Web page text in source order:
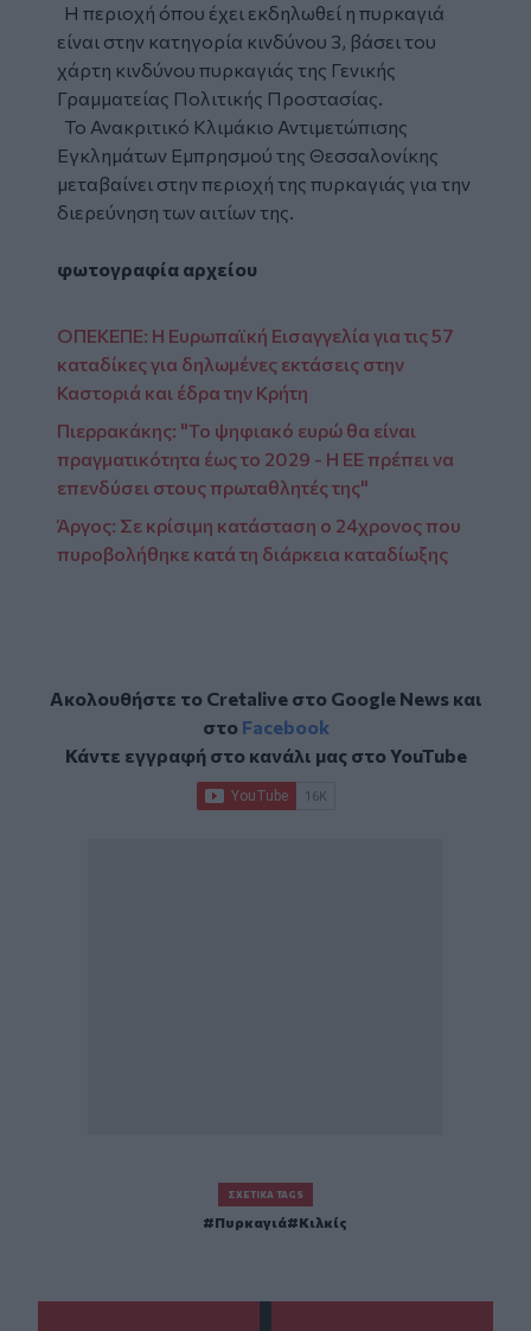
Η περιοχή όπου έχει εκδηλωθεί η πυρκαγιά
είναι στην κατηγορία κινδύνου 3, βάσει του
χάρτη κινδύνου πυρκαγιάς της Γενικής
Γραμματείας Πολιτικής Προστασίας.
Το Ανακριτικό Κλιμάκιο Αντιμετώπισης
Εγκλημάτων Εμπρησμού της Θεσσαλονίκης
μεταβαίνει στην περιοχή της πυρκαγιάς για την
διερεύνηση των αιτίων της.
φωτογραφία αρχείου
ΟΠΕΚΕΠΕ: Η Ευρωπαϊκή Εισαγγελία για τις 57
καταδίκες για δηλωμένες εκτάσεις στην
Καστοριά και έδρα την Κρήτη
Πιερρακάκης: "Το ψηφιακό ευρώ θα είναι
πραγματικότητα έως το 2029 - Η ΕΕ πρέπει να
επενδύσει στους πρωταθλητές της"
Άργος: Σε κρίσιμη κατάσταση ο 24χρονος που
πυροβολήθηκε κατά τη διάρκεια καταδίωξης
Ακολουθήστε το Cretalive στο Google Newsκαι
στο Facebook
Κάντε εγγραφή στο κανάλι μας στοYouTube
ΣΧΕΤΙΚΆ TAGS
Πυρκαγιά Κιλκίς